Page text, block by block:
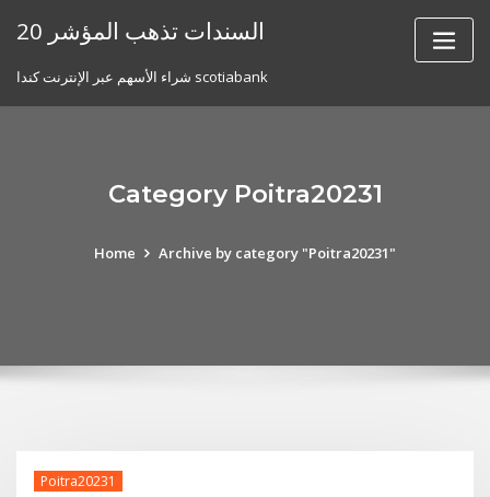
20 السندات تذهب المؤشر
شراء الأسهم عبر الإنترنت كندا scotiabank
Category Poitra20231
Home Archive by category "Poitra20231"
Poitra20231